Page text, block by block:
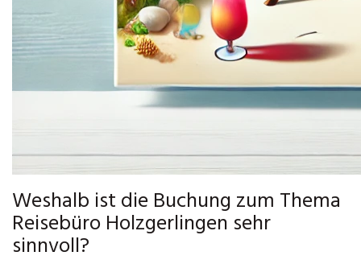
Weshalb ist die Buchung zum Thema
Reisebüro Holzgerlingen sehr
sinnvoll?